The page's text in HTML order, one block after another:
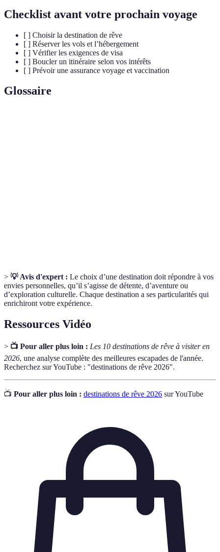
Checklist avant votre prochain voyage
[ ] Choisir la destination de rêve
[ ] Réserver les vols et l’hébergement
[ ] Vérifier les exigences de visa
[ ] Boucler un itinéraire selon vos intérêts
[ ] Prévoir une assurance voyage et vaccination
Glossaire
> 💡 Avis d'expert : Le choix d’une destination doit répondre à vos
envies personnelles, qu’il s’agisse de détente, d’aventure ou
d’exploration culturelle. Chaque destination a ses particularités qui
enrichiront votre expérience.
Ressources Vidéo
> 📺 Pour aller plus loin : Les 10 destinations de rêve à visiter en
2026, une analyse complète des meilleures escapades de l'année.
Recherchez sur YouTube : "destinations de rêve 2026".
📺 Pour aller plus loin : destinations de rêve 2026 sur YouTube